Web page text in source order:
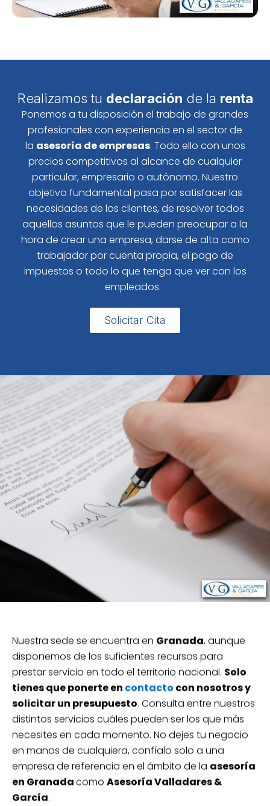
Realizamos tu declaración de la renta
Ponemos a tu disposición el trabajo de grandes
profesionales con experiencia en el sector de
la asesoría de empresas. Todo ello con unos
precios competitivos al alcance de cualquier
particular, empresario o autónomo. Nuestro
objetivo fundamental pasa por satisfacer las
necesidades de los clientes, de resolver todos
aquellos asuntos que le pueden preocupar a la
hora de crear una empresa, darse de alta como
trabajador por cuenta propia, el pago de
impuestos o todo lo que tenga que ver con los
empleados.
Solicitar Cita
Nuestra sede se encuentra en Granada, aunque
disponemos de los suficientes recursos para
prestar servicio en todo el territorio nacional. Solo
tienes que ponerte en contacto con nosotros y
solicitar un presupuesto. Consulta entre nuestros
distintos servicios cuáles pueden ser los que más
necesites en cada momento. No dejes tu negocio
en manos de cualquiera, confíalo solo a una
empresa de referencia en el ámbito de la asesoría
en Granada como Asesoría Valladares &
García.